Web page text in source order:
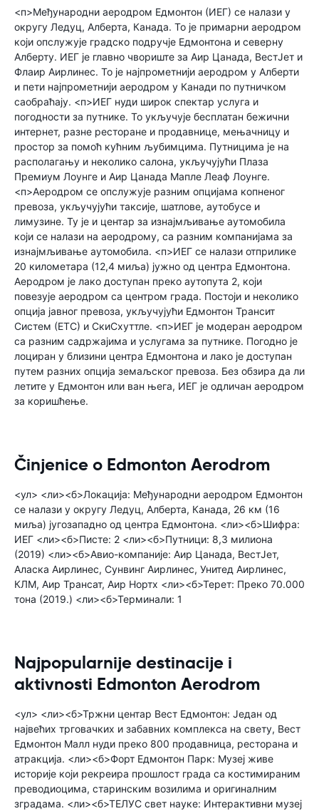
<п>Међународни аеродром Едмонтон (ИЕГ) се налази у
округу Ледуц, Алберта, Канада. То је примарни аеродром
који опслужује градско подручје Едмонтона и северну
Алберту. ИЕГ је главно чвориште за Аир Цанада, ВестЈет и
Флаир Аирлинес. То је најпрометнији аеродром у Алберти
и пети најпрометнији аеродром у Канади по путничком
саобраћају. <п>ИЕГ нуди широк спектар услуга и
погодности за путнике. То укључује бесплатан бежични
интернет, разне ресторане и продавнице, мењачницу и
простор за помоћ кућним љубимцима. Путницима је на
располагању и неколико салона, укључујући Плаза
Премиум Лоунге и Аир Цанада Мапле Леаф Лоунге.
<п>Аеродром се опслужује разним опцијама копненог
превоза, укључујући таксије, шатлове, аутобусе и
лимузине. Ту је и центар за изнајмљивање аутомобила
који се налази на аеродрому, са разним компанијама за
изнајмљивање аутомобила. <п>ИЕГ се налази отприлике
20 километара (12,4 миља) јужно од центра Едмонтона.
Аеродром је лако доступан преко аутопута 2, који
повезује аеродром са центром града. Постоји и неколико
опција јавног превоза, укључујући Едмонтон Трансит
Систем (ЕТС) и СкиСхуттле. <п>ИЕГ је модеран аеродром
са разним садржајима и услугама за путнике. Погодно је
лоциран у близини центра Едмонтона и лако је доступан
путем разних опција земаљског превоза. Без обзира да ли
летите у Едмонтон или ван њега, ИЕГ је одличан аеродром
за коришћење.
Činjenice o Edmonton Aerodrom
<ул> <ли><б>Локација: Међународни аеродром Едмонтон
се налази у округу Ледуц, Алберта, Канада, 26 км (16
миља) југозападно од центра Едмонтона. <ли><б>Шифра:
ИЕГ <ли><б>Писте: 2 <ли><б>Путници: 8,3 милиона
(2019) <ли><б>Авио-компаније: Аир Цанада, ВестЈет,
Аласка Аирлинес, Сунвинг Аирлинес, Унитед Аирлинес,
КЛМ, Аир Трансат, Аир Нортх <ли><б>Терет: Преко 70.000
тона (2019.) <ли><б>Терминали: 1
Najpopularnije destinacije i
aktivnosti Edmonton Aerodrom
<ул> <ли><б>Тржни центар Вест Едмонтон: Један од
највећих трговачких и забавних комплекса на свету, Вест
Едмонтон Малл нуди преко 800 продавница, ресторана и
атракција. <ли><б>Форт Едмонтон Парк: Музеј живе
историје који рекреира прошлост града са костимираним
преводиоцима, старинским возилима и оригиналним
зградама. <ли><б>ТЕЛУС свет науке: Интерактивни музеј